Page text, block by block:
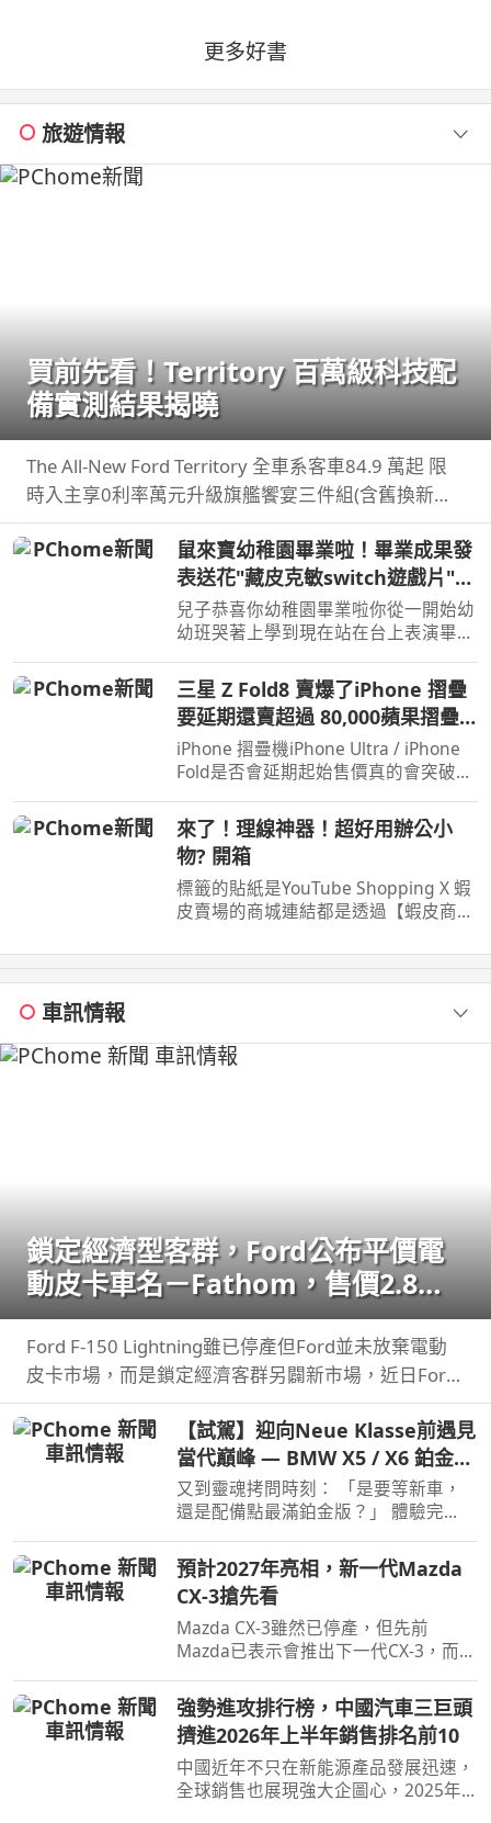
與此同時想消除死之惡魔的公安也企圖
與淀治接觸。夾在兩
更多好書
旅遊情報
買前先看！Territory 百萬級科技配
備實測結果揭曉
The All-New Ford Territory 全車系客車84.9 萬起 限
時入主享0利率萬元升級旗艦饗宴三件組(含舊換新及
貨物稅減徵補助) 預約試 ...
鼠來寶幼稚園畢業啦！畢業成果發
表送花"藏皮克敏switch遊戲片"驚
喜【Bobo TV】
兒子恭喜你幼稚園畢業啦你從一開始幼
幼班哭著上學到現在站在台上表演畢業
你即將要上小學 ...
三星 Z Fold8 賣爆了iPhone 摺疊
要延期還賣超過 80,000蘋果摺疊
大戰開打！
iPhone 摺疊機iPhone Ultra / iPhone
Fold是否會延期起始售價真的會突破台
Galaxy Z ...
來了！理線神器！超好用辦公小
物? 開箱
標籤的貼紙是YouTube Shopping X 蝦
皮賣場的商城連結都是透過【蝦皮商
家不一定都是我購買 ...
車訊情報
鎖定經濟型客群，Ford公布平價電
動皮卡車名－Fathom，售價2.8萬
美元起
Ford F-150 Lightning雖已停產但Ford並未放棄電動
皮卡市場，而是鎖定經濟客群另闢新市場，近日Ford
則公布新款電動皮卡車名與售價。
【試駕】迎向Neue Klasse前遇見
當代巔峰 — BMW X5 / X6 鉑金版
璀璨登場
又到靈魂拷問時刻： 「是要等新車，
還是配備點最滿鉑金版？」 體驗完
BMW X5 / X6鉑金版，選擇困難如我，
彷彿有了理直氣壯答案。
預計2027年亮相，新一代Mazda
CX-3搶先看
Mazda CX-3雖然已停產，但先前
Mazda已表示會推出下一代CX-3，而就
一代CX-3。
強勢進攻排行榜，中國汽車三巨頭
擠進2026年上半年銷售排名前10
中國近年不只在新能源產品發展迅速，
全球銷售也展現強大企圖心，2025年